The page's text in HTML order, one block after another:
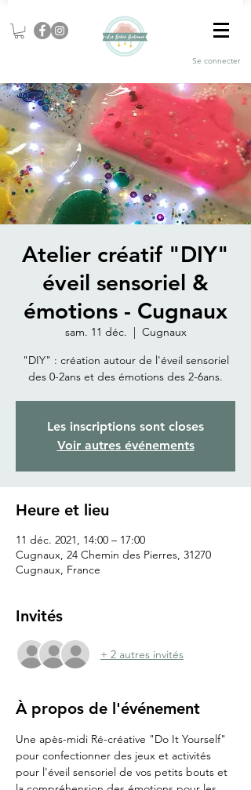
Se connecter
Atelier créatif "DIY"
éveil sensoriel &
émotions - Cugnaux
sam. 11 déc.
  |
Cugnaux
"DIY" : création autour de l'éveil sensoriel
Les inscriptions sont closes
Voir autres événements
Heure et lieu
11 déc. 2021, 14:00 – 17:00
Cugnaux, 24 Chemin des Pierres, 31270
Cugnaux, France
Invités
+ 2 autres invités
À propos de l'événement
Une apès-midi Ré-créative "Do It Yourself"
pour confectionner des jeux et activités
pour l'éveil sensoriel de vos petits bouts et